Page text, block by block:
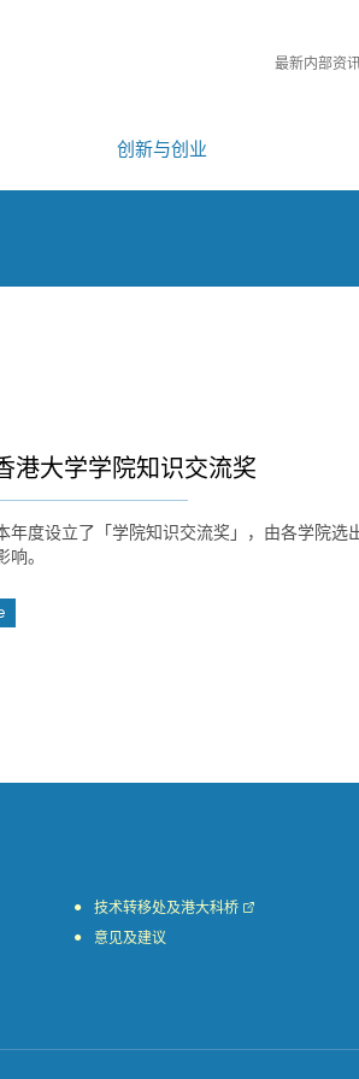
最新内部资
创新与创业
港大学学院知识交流奖
年度设立了「学院知识交流奖」，由各学院选
。
技术转移处及港大科桥
意见及建议